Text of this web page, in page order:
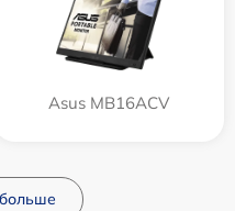
Asus MB16ACV